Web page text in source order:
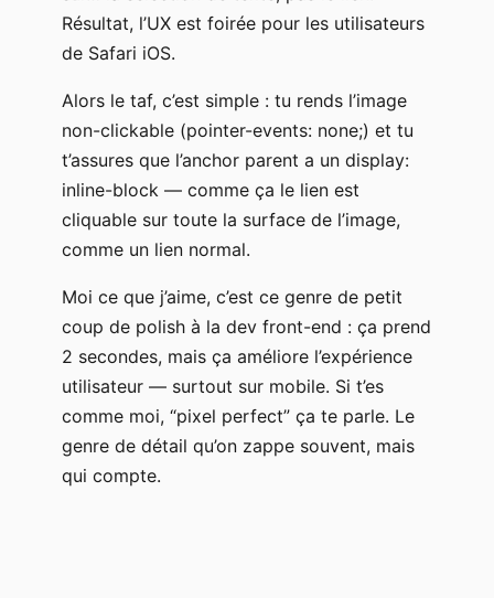
Résultat, l’UX est foirée pour les utilisateurs
de Safari iOS.
Alors le taf, c’est simple : tu rends l’image
non-clickable (pointer-events: none;) et tu
t’assures que l’anchor parent a un display:
inline-block — comme ça le lien est
cliquable sur toute la surface de l’image,
comme un lien normal.
Moi ce que j’aime, c’est ce genre de petit
coup de polish à la dev front-end : ça prend
2 secondes, mais ça améliore l’expérience
utilisateur — surtout sur mobile. Si t’es
comme moi, “pixel perfect” ça te parle. Le
genre de détail qu’on zappe souvent, mais
qui compte.